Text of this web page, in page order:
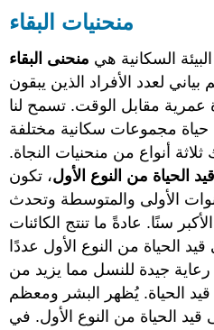
منحنيات البقاء
السكانية هي منحنى البقاء
لعدد الأفراد الذين يبقون
عمرية مقابل الوقت. تسمح لنا
حياة مجموعات سكانية مختلفة
ثلاثة أنواع من منحنيات النجاة.
الحياة من النوع الأول، تكون
الأولى والمتوسطة وتحدث
سنًا. عادةً ما تنتج الكائنات
الحياة من النوع الأول عددًا
جيدة للنسل مما يزيد من
قيد الحياة. يُظهر البشر ومعظم
قيد الحياة من النوع الأول. في